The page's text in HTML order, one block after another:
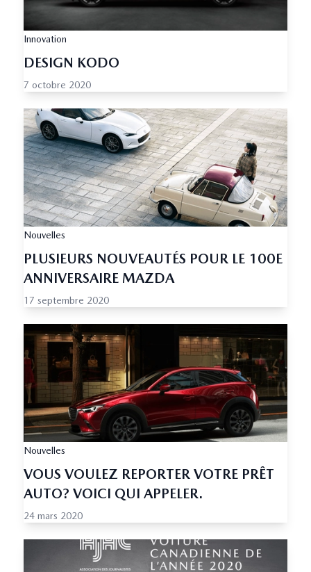
Innovation
DESIGN KODO
7 octobre 2020
Nouvelles
PLUSIEURS NOUVEAUTÉS POUR LE 100E
ANNIVERSAIRE MAZDA
17 septembre 2020
Nouvelles
VOUS VOULEZ REPORTER VOTRE PRÊT
AUTO? VOICI QUI APPELER.
24 mars 2020